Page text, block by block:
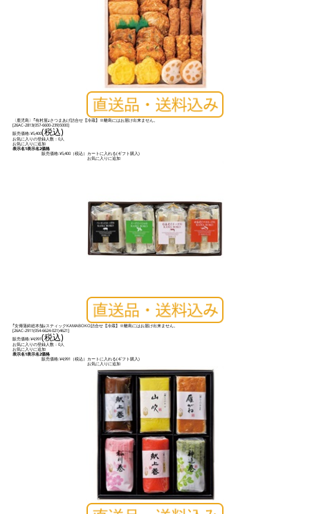
〈鹿児島〉｢有村屋｣さつまあげ詰合せ【冷蔵】※離島にはお届け出来ません。
[26AC-2813(057-6600-239)5000]
販売価格:¥5,400(税込)
お気に入りの登録人数：0人
お気に入りに追加
表示名1表示名2価格
販売価格:¥5,400（税込） カートに入れる(ギフト購入)
お気に入りに追加
｢女傳蒲鉾総本舗｣スティックKAMABOKO詰合せ【冷蔵】※離島にはお届け出来ません。
[26AC-2911(054-6624-021)4621]
販売価格:¥4,991(税込)
お気に入りの登録人数：0人
お気に入りに追加
表示名1表示名2価格
販売価格:¥4,991（税込） カートに入れる(ギフト購入)
お気に入りに追加